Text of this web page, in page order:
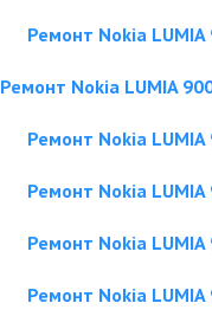
Ремонт Nokia LUMIA
Ремонт Nokia LUMIA
Ремонт Nokia LUMIA
Ремонт Nokia LUMIA
Ремонт Nokia LUMIA
Ремонт Nokia LUMIA